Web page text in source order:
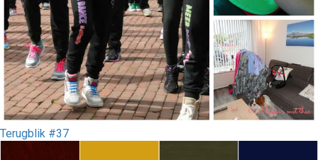
Terugblik #37